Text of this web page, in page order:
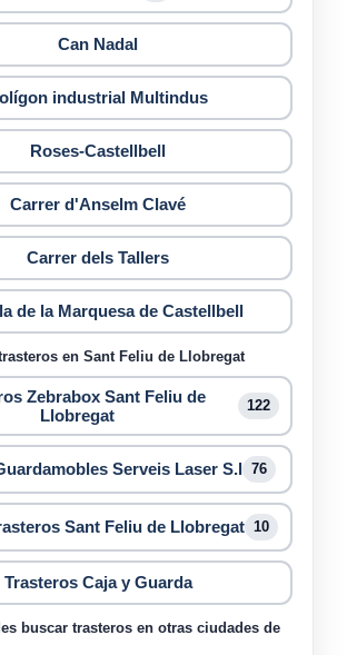
Can Nadal
industrial Multindus
Roses-Castellbell
Carrer d'Anselm Clavé
Carrer dels Tallers
de la Marquesa de Castellbell
en Sant Feliu de Llobregat
Zebrabox Sant Feliu de
Llobregat
122
Serveis Laser S.l 76
Sant Feliu de Llobregat 10
Trasteros Caja y Guarda
buscar trasteros en otras ciudades de